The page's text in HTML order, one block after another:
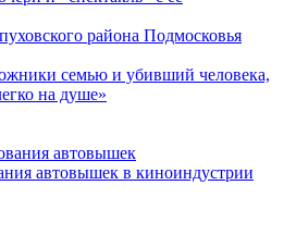
района Подмосковья
семью и убивший человека,
на душе»
автовышек в киноиндустрии